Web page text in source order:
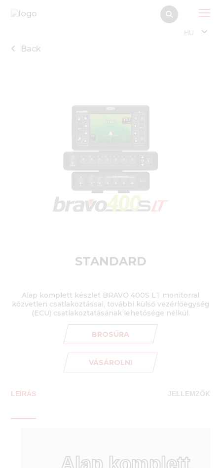
HU
Back
STANDARD
Alap komplett készlet BRAVO 400S LT monitorral
közvetlen csatlakoztással, további külső vezérlőegység
(ECU) csatlakoztatásának lehetősége nélkül.
BROSÚRA
VÁSÁROLNI
LEÍRÁS JELLEMZŐK
Alap komplett